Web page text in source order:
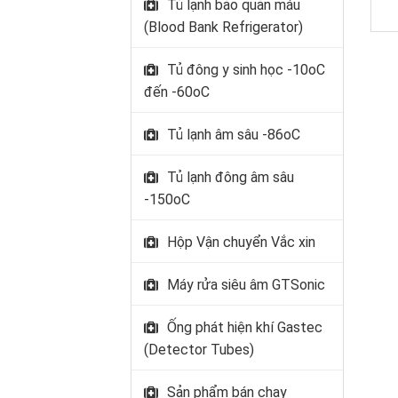
Tủ lạnh bảo quản máu
(Blood Bank Refrigerator)
Tủ đông y sinh học -10oC
đến -60oC
Tủ lạnh âm sâu -86oC
Tủ lạnh đông âm sâu
-150oC
Hộp Vận chuyển Vắc xin
Máy rửa siêu âm GTSonic
Ống phát hiện khí Gastec
(Detector Tubes)
Sản phẩm bán chạy